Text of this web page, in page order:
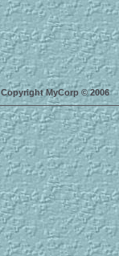
Copyright MyCorp © 2006